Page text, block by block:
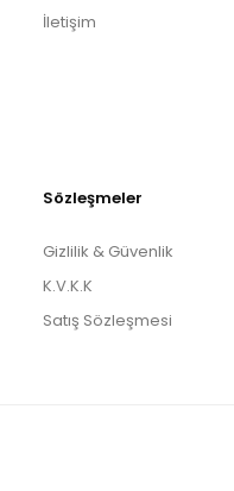
İletişim
Sözleşmeler
Gizlilik & Güvenlik
K.V.K.K
Satış Sözleşmesi